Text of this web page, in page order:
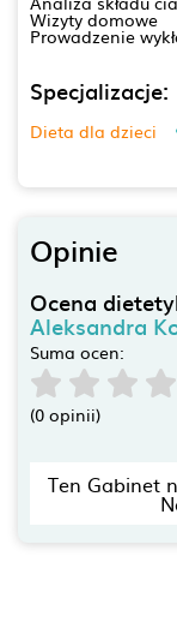
Wizyty domowe
Prowadzenie
Specjalizacje:
Dieta dla dzieci
Opinie
Ocena
Aleksandra
Suma ocen:
(0 opinii)
Ten Gabinet